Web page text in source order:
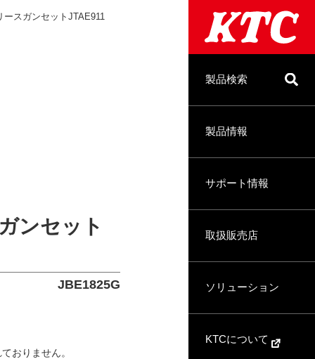
製品検索
製品情報
サポート情報
取扱販売店
ソリューション
KTCについて
スガンセットJTAE911
ンセット
JBE1825G
おりません。